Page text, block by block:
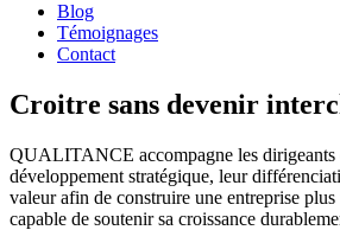
Blog
Témoignages
Contact
Croitre sans devenir
QUALITANCE accompagne les dirigeants
développement stratégique, leur
valeur afin de construire une entreprise
capable de soutenir sa croissance